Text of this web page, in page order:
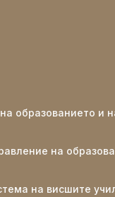
образованието и
на
на висшите